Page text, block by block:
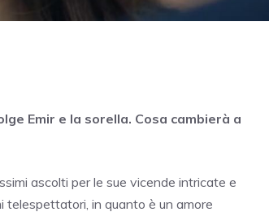
Emir e la sorella. Cosa cambierà a
ascolti per le sue vicende intricate e
telespettatori, in quanto è un amore